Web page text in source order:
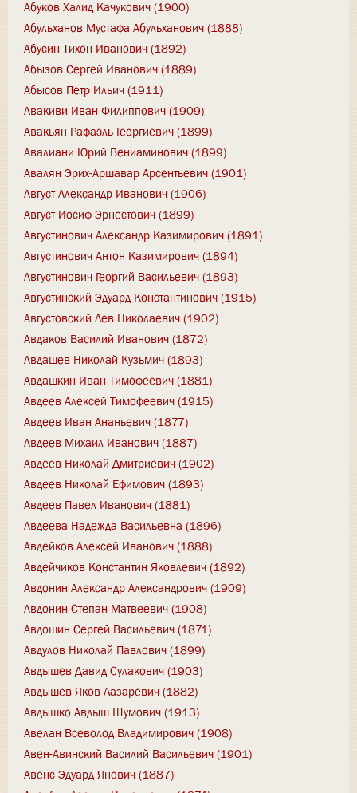
Абуков Халид Качукович (1900)
Абульханов Мустафа Абульханович (1888)
Абусин Тихон Иванович (1892)
Абызов Сергей Иванович (1889)
Абысов Петр Ильич (1911)
Авакиви Иван Филиппович (1909)
Авакьян Рафаэль Георгиевич (1899)
Авалиани Юрий Вениаминович (1899)
Авалян Эрих-Аршавар Арсентьевич (1901)
Август Александр Иванович (1906)
Август Иосиф Эрнестович (1899)
Августинович Александр Казимирович (1891)
Августинович Антон Казимирович (1894)
Августинович Георгий Васильевич (1893)
Августинский Эдуард Константинович (1915)
Августовский Лев Николаевич (1902)
Авдаков Василий Иванович (1872)
Авдашев Николай Кузьмич (1893)
Авдашкин Иван Тимофеевич (1881)
Авдеев Алексей Тимофеевич (1915)
Авдеев Иван Ананьевич (1877)
Авдеев Михаил Иванович (1887)
Авдеев Николай Дмитриевич (1902)
Авдеев Николай Ефимович (1893)
Авдеев Павел Иванович (1881)
Авдеева Надежда Васильевна (1896)
Авдейков Алексей Иванович (1888)
Авдейчиков Константин Яковлевич (1892)
Авдонин Александр Александрович (1909)
Авдонин Степан Матвеевич (1908)
Авдошин Сергей Васильевич (1871)
Авдулов Николай Павлович (1899)
Авдышев Давид Сулакович (1903)
Авдышев Яков Лазаревич (1882)
Авдышко Авдыш Шумович (1913)
Авелан Всеволод Владимирович (1908)
Авен-Авинский Василий Васильевич (1901)
Авенс Эдуард Янович (1887)